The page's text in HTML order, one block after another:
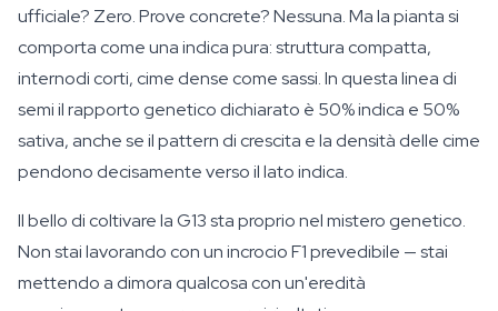
ufficiale? Zero. Prove concrete? Nessuna. Ma la pianta si
comporta come una indica pura: struttura compatta,
internodi corti, cime dense come sassi. In questa linea di
semi il rapporto genetico dichiarato è 50% indica e 50%
sativa, anche se il pattern di crescita e la densità delle cime
pendono decisamente verso il lato indica.
Il bello di coltivare la G13 sta proprio nel mistero genetico.
Non stai lavorando con un incrocio F1 prevedibile — stai
mettendo a dimora qualcosa con un'eredità